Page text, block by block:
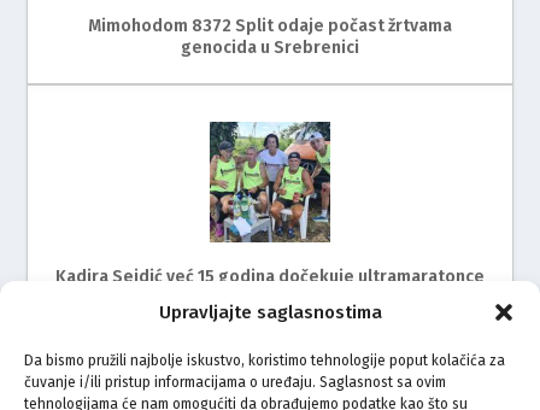
Upravljajte saglasnostima
Da bismo pružili najbolje iskustvo, koristimo tehnologije poput kolačića za
čuvanje i/ili pristup informacijama o uređaju. Saglasnost sa ovim
tehnologijama će nam omogućiti da obrađujemo podatke kao što su
Mimohodom 8372 Split odaje počast žrtvama
genocida u Srebrenici
Kadira Sejdić već 15 godina dočekuje ultramaratonce